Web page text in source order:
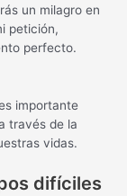
un milagro en
petición,
perfecto.
importante
través de la
vidas.
difíciles